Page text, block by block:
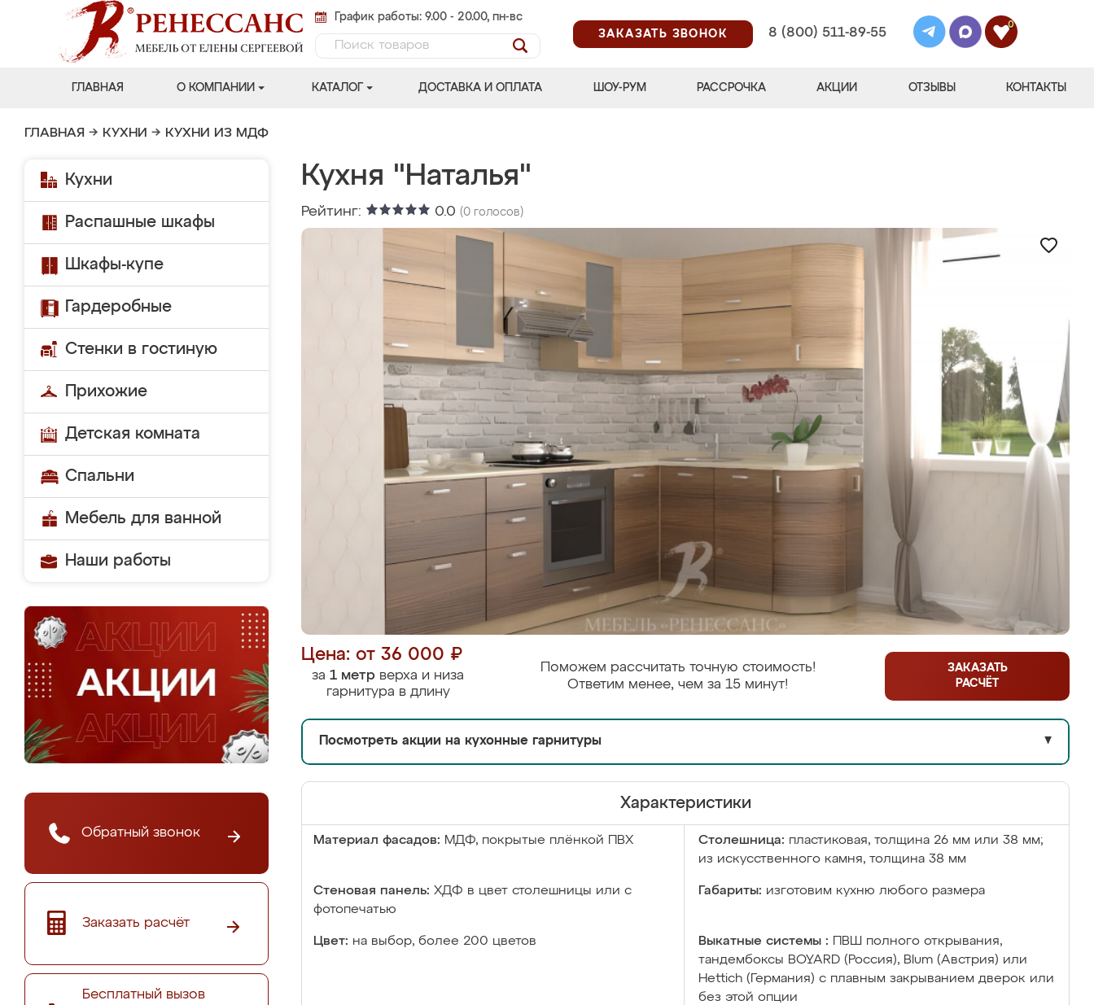
График работы: 9.00 - 20.00, пн-вс
ЗАКАЗАТЬ ЗВОНОК
8 (800) 511-89-55
0
ГЛАВНАЯ О КОМПАНИИ КАТАЛОГ ДОСТАВКА И ОПЛАТА ШОУ-РУМ РАССРОЧКА АКЦИИ ОТЗЫВЫ КОНТАКТЫ
ГЛАВНАЯ → КУХНИ → КУХНИ ИЗ МДФ
Кухни
Распашные шкафы
Шкафы-купе
Гардеробные
Стенки в гостиную
Прихожие
Детская комната
Спальни
Мебель для ванной
Наши работы
Обратный звонок
Заказать расчёт
Бесплатный вызов
Кухня "Наталья"
Рейтинг: 0.0 (0 голосов)
Цена: от 36 000 ₽
за 1 метр верха и низа
гарнитура в длину
Поможем рассчитать точную стоимость!
Ответим менее, чем за 15 минут!
ЗАКАЗАТЬ
РАСЧЁТ
Посмотреть акции на кухонные гарнитуры ▼
Характеристики
Материал фасадов: МДФ, покрытые плёнкой ПВХ Столешница: пластиковая, толщина 26 мм или 38 мм;
из искусственного камня, толщина 38 мм
Стеновая панель: ХДФ в цвет столешницы или с
фотопечатью
Габариты: изготовим кухню любого размера
Цвет: на выбор, более 200 цветов Выкатные системы :
ПВШ полного открывания,
тандембоксы BOYARD (Россия), Blum (Австрия) или
Hettich (Германия) с плавным закрыванием дверок или
без этой опции